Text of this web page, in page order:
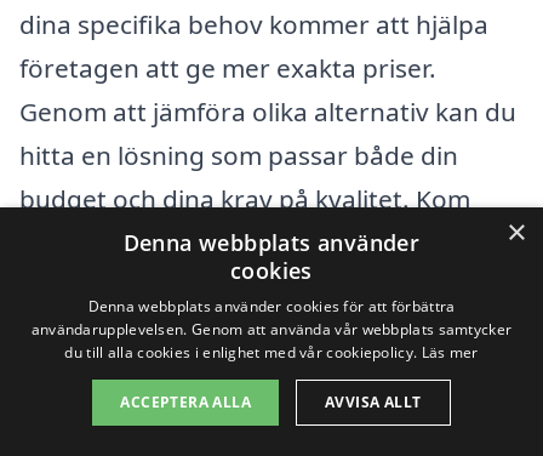
dina specifika behov kommer att hjälpa
företagen att ge mer exakta priser.
Genom att jämföra olika alternativ kan du
hitta en lösning som passar både din
budget och dina krav på kvalitet. Kom
ihåg att en bra städning inte bara bidrar
till en ren och säker arbetsmiljö, utan
även kan förbättra produktiviteten och
trivseln på arbetsplatsen.
×
Denna webbplats använder
cookies
Denna webbplats använder cookies för att förbättra
användarupplevelsen. Genom att använda vår webbplats samtycker
du till alla cookies i enlighet med vår cookiepolicy. Läs mer
ACCEPTERA ALLA AVVISA ALLT